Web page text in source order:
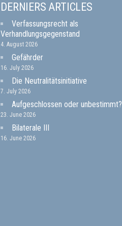
DERNIERS ARTICLES
Verfassungsrecht als
Verhandlungsgegenstand
4. August 2026
Gefährder
16. July 2026
Die Neutralitätsinitiative
7. July 2026
Aufgeschlossen oder unbestimmt?
23. June 2026
Bilaterale III
16. June 2026